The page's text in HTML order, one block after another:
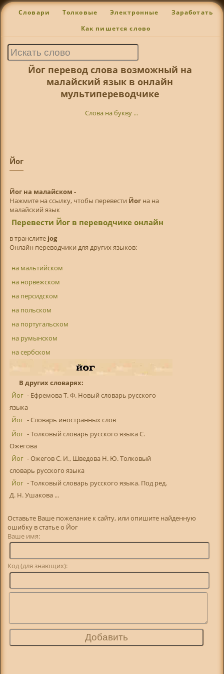
Словари Толковые Электронные Заработать
Как пишется слово
Йог перевод слова возможный на
малайский язык в онлайн
мультипереводчике
Слова на букву ...
Йог
Йог на малайском -
Нажмите на ссылку, чтобы перевести Йогна на
малайский язык
Перевести Йог в переводчике онлайн
в транслитe jog
Онлайн переводчики для других языков:
на мальтийском
на норвежском
на персидском
на польском
на португальском
на румынском
на сербском
В других словарях:
Йог - Ефремова Т. Ф. Новый словарь русского
языка
Йог - Словарь иностранных слов
Йог - Толковый словарь русского языка С.
Ожегова
Йог - Ожегов С. И., Шведова Н. Ю. Толковый
словарь русского языка
Йог - Толковый словарь русского языка. Под ред.
Д. Н. Ушакова ...
Оставьте Ваше пожелание к сайту, или опишите найденную
ошибку в статье о Йог
Ваше имя:
Код (для знающих):